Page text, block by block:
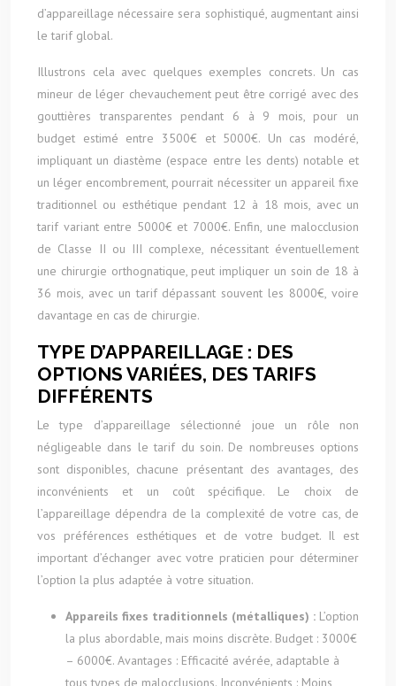
d’appareillage nécessaire sera sophistiqué, augmentant ainsi
le tarif global.
Illustrons cela avec quelques exemples concrets. Un cas
mineur de léger chevauchement peut être corrigé avec des
gouttières transparentes pendant 6 à 9 mois, pour un
budget estimé entre 3500€ et 5000€. Un cas modéré,
impliquant un diastème (espace entre les dents) notable et
un léger encombrement, pourrait nécessiter un appareil fixe
traditionnel ou esthétique pendant 12 à 18 mois, avec un
tarif variant entre 5000€ et 7000€. Enfin, une malocclusion
de Classe II ou III complexe, nécessitant éventuellement
une chirurgie orthognatique, peut impliquer un soin de 18 à
36 mois, avec un tarif dépassant souvent les 8000€, voire
davantage en cas de chirurgie.
TYPE D’APPAREILLAGE : DES
OPTIONS VARIÉES, DES TARIFS
DIFFÉRENTS
Le type d’appareillage sélectionné joue un rôle non
négligeable dans le tarif du soin. De nombreuses options
sont disponibles, chacune présentant des avantages, des
inconvénients et un coût spécifique. Le choix de
l’appareillage dépendra de la complexité de votre cas, de
vos préférences esthétiques et de votre budget. Il est
important d’échanger avec votre praticien pour déterminer
l’option la plus adaptée à votre situation.
Appareils fixes traditionnels (métalliques) : L’option
la plus abordable, mais moins discrète. Budget : 3000€
– 6000€. Avantages : Efficacité avérée, adaptable à
tous types de malocclusions. Inconvénients : Moins